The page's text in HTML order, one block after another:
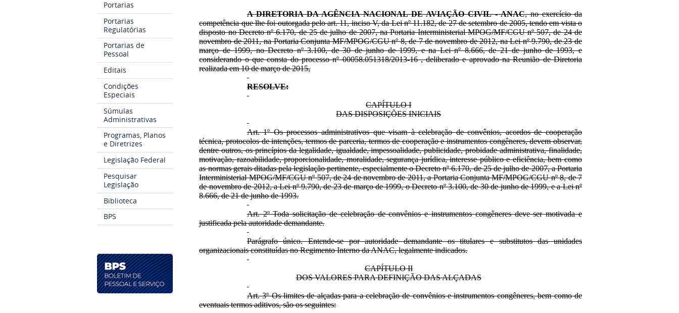
Portarias
Portarias
Regulatórias
Portarias de
Pessoal
Editais
Condições
Especiais
Súmulas
Administrativas
Programas, Planos
e Diretrizes
Legislação Federal
Pesquisar
Legislação
Biblioteca
BPS
A DIRETORIA DA AGÊNCIA NACIONAL DE AVIAÇÃO CIVIL - ANAC, no exercício da
competência que lhe foi outorgada pelo art. 11, inciso V, da Lei nº 11.182, de 27 de setembro de 2005, tendo em vista o
disposto no Decreto nº 6.170, de 25 de julho de 2007, na Portaria Interministerial MPOG/MF/CGU nº 507, de 24 de
novembro de 2011, na Portaria Conjunta MF/MPOG/CGU nº 8, de 7 de novembro de 2012, na Lei nº 9.790, de 23 de
março de 1999, no Decreto nº 3.100, de 30 de junho de 1999, e na Lei nº 8.666, de 21 de junho de 1993, e
considerando o que consta do processo nº 00058.051318/2013-16 , deliberado e aprovado na Reunião de Diretoria
realizada em 10 de março de 2015,
RESOLVE:
CAPÍTULO I
DAS DISPOSIÇÕES INICIAIS
Art. 1º Os processos administrativos que visam à celebração de convênios, acordos de cooperação
técnica, protocolos de intenções, termos de parceria, termos de cooperação e instrumentos congêneres, devem observar,
dentre outros, os princípios da legalidade, igualdade, impessoalidade, publicidade, probidade administrativa, finalidade,
motivação, razoabilidade, proporcionalidade, moralidade, segurança jurídica, interesse público e eficiência, bem como
as normas gerais ditadas pela legislação pertinente, especialmente o Decreto nº 6.170, de 25 de julho de 2007, a Portaria
Interministerial MPOG/MF/CGU nº 507, de 24 de novembro de 2011, a Portaria Conjunta MF/MPOG/CGU nº 8, de 7
de novembro de 2012, a Lei nº 9.790, de 23 de março de 1999, o Decreto nº 3.100, de 30 de junho de 1999, e a Lei nº
8.666, de 21 de junho de 1993.
Art. 2º Toda solicitação de celebração de convênios e instrumentos congêneres deve ser motivada e
justificada pela autoridade demandante.
Parágrafo único. Entende-se por autoridade demandante os titulares e substitutos das unidades
organizacionais constituídas no Regimento Interno da ANAC, legalmente indicados.
CAPÍTULO II
DOS VALORES PARA DEFINIÇÃO DAS ALÇADAS
Art. 3º Os limites de alçadas para a celebração de convênios e instrumentos congêneres, bem como de
eventuais termos aditivos, são os seguintes: